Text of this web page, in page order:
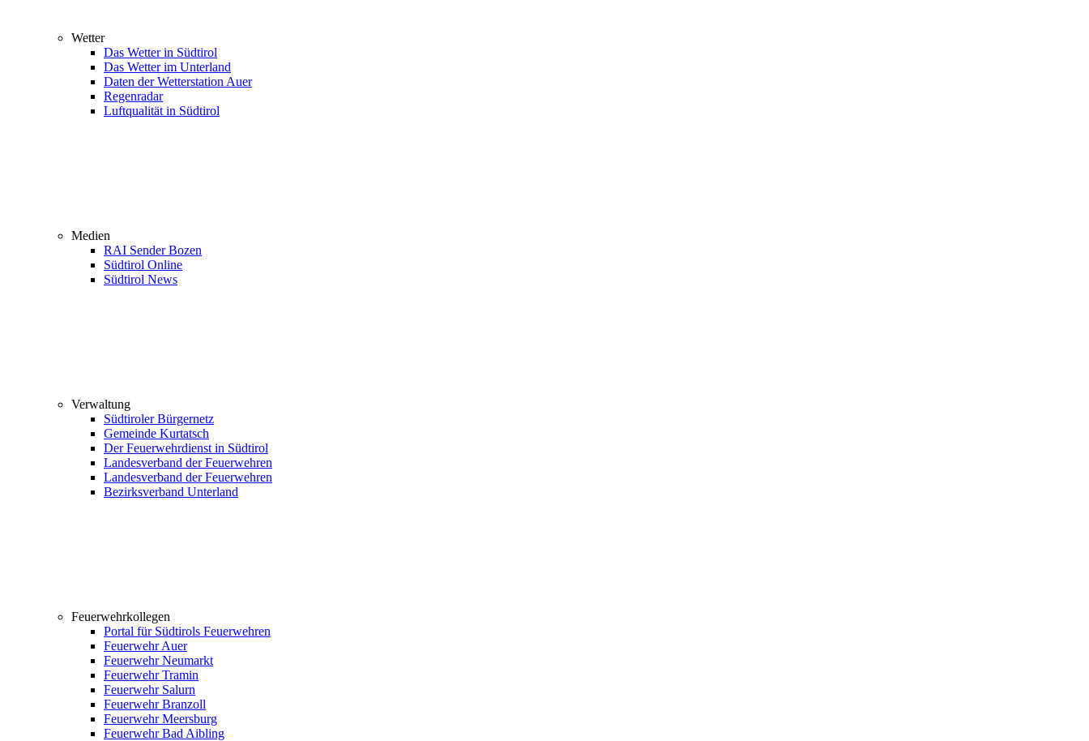
Wetter
Das Wetter in Südtirol
Das Wetter im Unterland
Daten der Wetterstation Auer
Regenradar
Luftqualität in Südtirol
Medien
RAI Sender Bozen
Südtirol Online
Südtirol News
Verwaltung
Südtiroler Bürgernetz
Gemeinde Kurtatsch
Der Feuerwehrdienst in Südtirol
Landesverband der Feuerwehren
Landesverband der Feuerwehren
Bezirksverband Unterland
Feuerwehrkollegen
Portal für Südtirols Feuerwehren
Feuerwehr Auer
Feuerwehr Neumarkt
Feuerwehr Tramin
Feuerwehr Salurn
Feuerwehr Branzoll
Feuerwehr Meersburg
Feuerwehr Bad Aibling